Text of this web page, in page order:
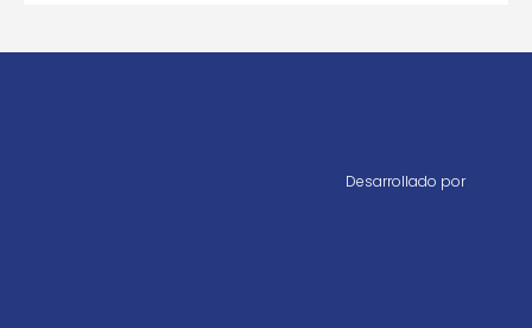
Desarrollado por